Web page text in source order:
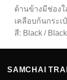
ด้านข้างมีช่อง
เคลือบก้นกระ
สี: Black /
SAMCHAI